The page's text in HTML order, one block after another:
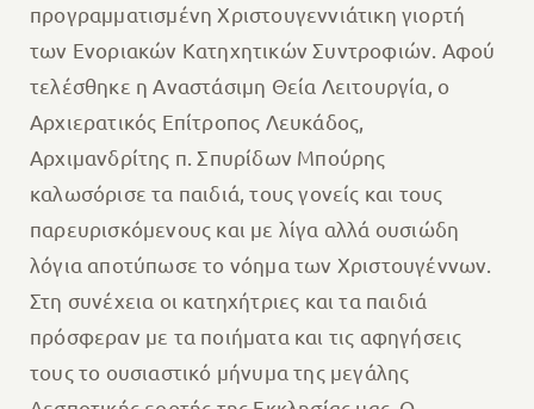
προγραμματισμένη Χριστουγεννιάτικη γιορτή
των Ενοριακών Κατηχητικών Συντροφιών. Αφού
τελέσθηκε η Αναστάσιμη Θεία Λειτουργία, ο
Αρχιερατικός Επίτροπος Λευκάδος,
Αρχιμανδρίτης π. Σπυρίδων Μπούρης
καλωσόρισε τα παιδιά, τους γονείς και τους
παρευρισκόμενους και με λίγα αλλά ουσιώδη
λόγια αποτύπωσε το νόημα των Χριστουγέννων.
Στη συνέχεια οι κατηχήτριες και τα παιδιά
πρόσφεραν με τα ποιήματα και τις αφηγήσεις
τους το ουσιαστικό μήνυμα της μεγάλης